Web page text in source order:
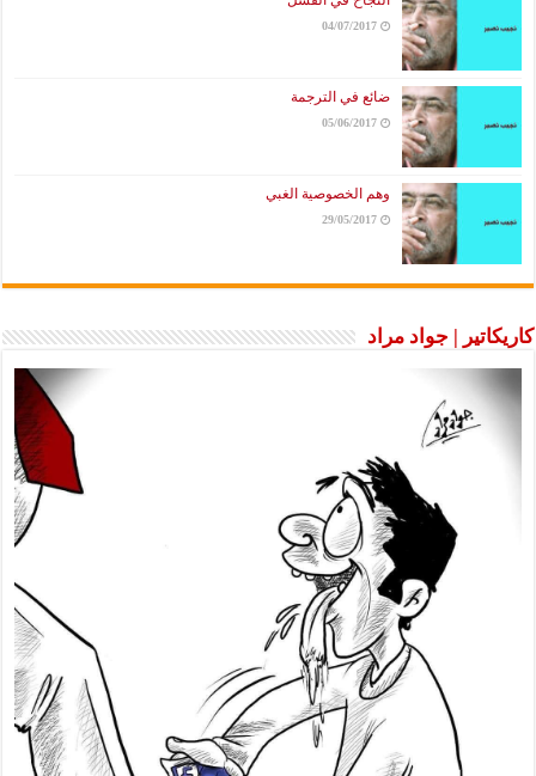
04/07/2017
ضائع في الترجمة
05/06/2017
وهم الخصوصية الغبي
29/05/2017
كاريكاتير | جواد مراد